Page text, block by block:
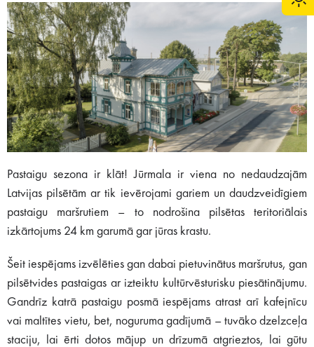
Pastaigu sezona ir klāt! Jūrmala ir viena no nedaudzajām
Latvijas pilsētām ar tik ievērojami gariem un daudzveidīgiem
pastaigu maršrutiem – to nodrošina pilsētas teritoriālais
izkārtojums 24 km garumā gar jūras krastu.
Šeit iespējams izvēlēties gan dabai pietuvinātus maršrutus, gan
pilsētvides pastaigas ar izteiktu kultūrvēsturisku piesātinājumu.
Gandrīz katrā pastaigu posmā iespējams atrast arī kafejnīcu
vai maltītes vietu, bet, noguruma gadījumā – tuvāko dzelzceļa
staciju, lai ērti dotos mājup un drīzumā atgrieztos, lai gūtu